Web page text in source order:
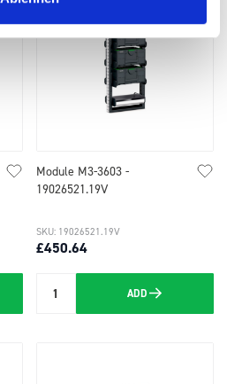
Module M3-3603 -
19026521.19V
£450.64
SKU: 19026521.19V
Quantity ADD